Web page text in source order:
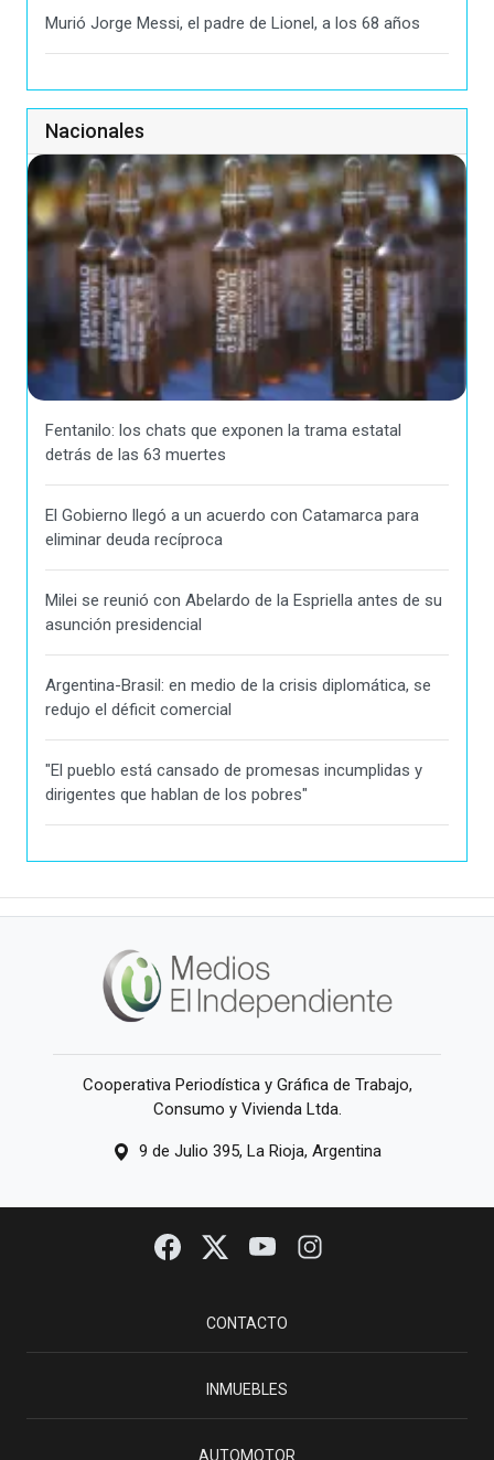
Murió Jorge Messi, el padre de Lionel, a los 68 años
Nacionales
Fentanilo: los chats que exponen la trama estatal
detrás de las 63 muertes
El Gobierno llegó a un acuerdo con Catamarca para
eliminar deuda recíproca
Milei se reunió con Abelardo de la Espriella antes de su
asunción presidencial
Argentina-Brasil: en medio de la crisis diplomática, se
redujo el déficit comercial
"El pueblo está cansado de promesas incumplidas y
dirigentes que hablan de los pobres"
Cooperativa Periodística y Gráfica de Trabajo,
Consumo y Vivienda Ltda.
9 de Julio 395, La Rioja, Argentina
CONTACTO
INMUEBLES
AUTOMOTOR